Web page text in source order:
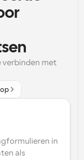
en updates
meerdere mensen
verbinden met
in
als